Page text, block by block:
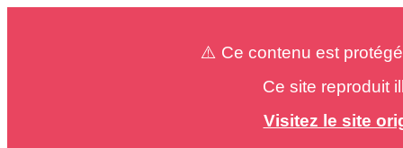
⚠️ Ce contenu est
Ce site reproduit
Visitez le site